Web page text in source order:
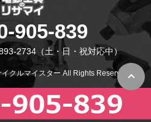
905-839
2734 （土・日・祝対応中）
クルマイスター All Rights Reserved.
スマホ版で表示